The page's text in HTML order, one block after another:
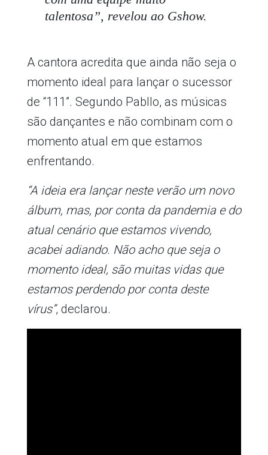
talentosa”, revelou ao Gshow.
A cantora acredita que ainda não seja o
momento ideal para lançar o sucessor
de “111”. Segundo Pabllo, as músicas
são dançantes e não combinam com o
momento atual em que estamos
enfrentando.
“A ideia era lançar neste verão um novo
álbum, mas, por conta da pandemia e do
atual cenário que estamos vivendo,
acabei adiando. Não acho que seja o
momento ideal, são muitas vidas que
estamos perdendo por conta deste
vírus”, declarou.